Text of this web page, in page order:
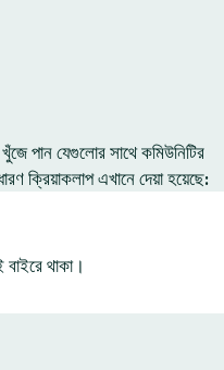
পান যেগুলোর সাথে কমিউনিটির
ক্রিয়াকলাপ এখানে দেয়া হয়েছে:
বাইরে থাকা।